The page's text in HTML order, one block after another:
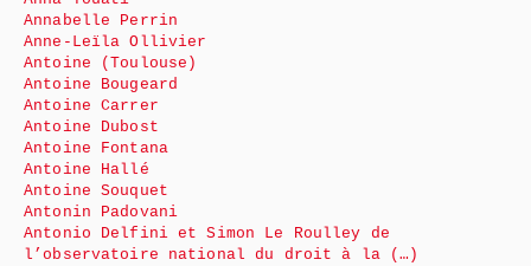
Annabelle Perrin
Anne-Leïla Ollivier
Antoine (Toulouse)
Antoine Bougeard
Antoine Carrer
Antoine Dubost
Antoine Fontana
Antoine Hallé
Antoine Souquet
Antonin Padovani
Antonio Delfini et Simon Le Roulley de
l’observatoire national du droit à la (…)